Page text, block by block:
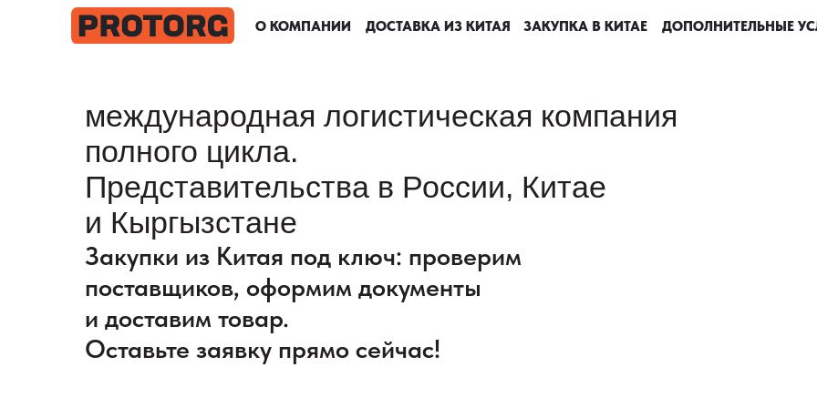
ДОПОЛНИТЕЛЬНЫЕ
О КОМПАНИИ ДОСТАВКА ИЗ КИТАЯ ЗАКУПКА В КИТАЕ ДОПОЛНИТЕЛЬНЫЕ
О КОМПАНИИ ДОСТАВКА ИЗ КИТАЯ ЗАКУПКА В КИТАЕ
международная логистическая компания
полного цикла.
Представительства в России, Китае
и Кыргызстане
Закупки из Китая под ключ: проверим
поставщиков, оформим документы
и доставим товар.
Оставьте заявку прямо сейчас!
ДОПОЛНИТЕЛЬНЫЕ
О КОМПАНИИ ДОСТАВКА ИЗ КИТАЯ ЗАКУПКА В КИТАЕ ДОПОЛНИТЕЛЬНЫЕ
О КОМПАНИИ ДОСТАВКА ИЗ КИТАЯ ЗАКУПКА В КИТАЕ